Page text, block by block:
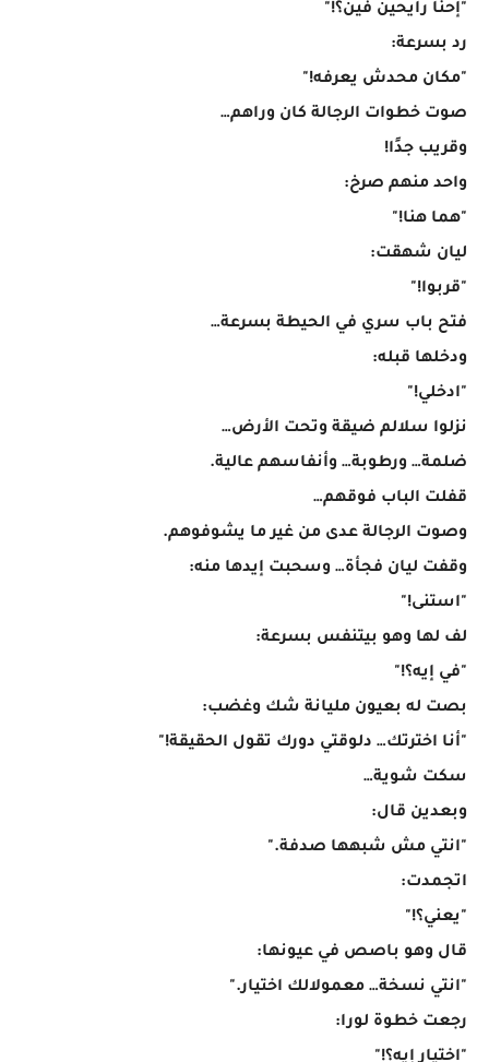
"إحنا رايحين فين؟!"
رد بسرعة:
"مكان محدش يعرفه!"
صوت خطوات الرجالة كان وراهم…
وقريب جدًا!
واحد منهم صرخ:
"هما هنا!"
ليان شهقت:
"قربوا!"
فتح باب سري في الحيطة بسرعة…
ودخلها قبله:
"ادخلي!"
نزلوا سلالم ضيقة وتحت الأرض…
ضلمة… ورطوبة… وأنفاسهم عالية.
قفلت الباب فوقهم…
وصوت الرجالة عدى من غير ما يشوفوهم.
وقفت ليان فجأة… وسحبت إيدها منه:
"استنى!"
لف لها وهو بيتنفس بسرعة:
"في إيه؟!"
بصت له بعيون مليانة شك وغضب:
"أنا اخترتك… دلوقتي دورك تقول الحقيقة!"
سكت شوية…
وبعدين قال:
"انتي مش شبهها صدفة."
اتجمدت:
"يعني؟!"
قال وهو باصص في عيونها:
"انتي نسخة… معمولالك اختيار."
رجعت خطوة لورا:
"اختيار إيه؟!"